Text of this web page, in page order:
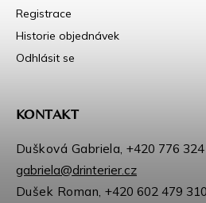
Registrace
Historie objednávek
Odhlásit se
KONTAKT
Dušková Gabriela,+420 776
gabriela@drinterier.cz
Dušek Roman,+420 602 479